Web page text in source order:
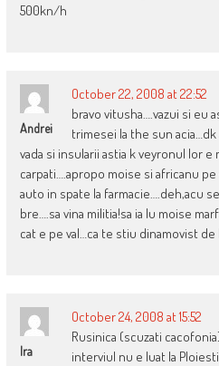
500kn/h
Andrei
October 22, 2008 at 22:52
bravo vitusha….vazui si eu
trimesei la the sun
vada si insularii astia k veyronul lor e
carpati….apropo moise si africanu
auto in spate la farmacie….deh,acu
bre….sa vina militia!sa ia lu moise
cat e pe val…ca te stiu dinamovist de
Ira
October 24, 2008 at 15:52
Rusinica (scuzati
interviul nu e luat la